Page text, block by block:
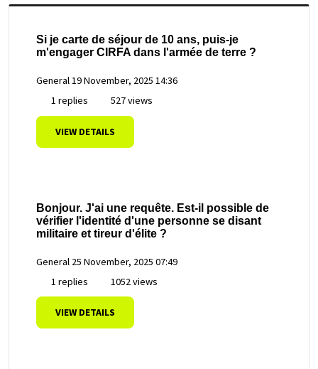
Si je carte de séjour de 10 ans, puis-je
m'engager CIRFA dans l'armée de terre ?
General19 November, 2025 14:36
1 replies
527 views
VIEW DETAILS
Bonjour. J'ai une requête. Est-il possible de
vérifier l'identité d'une personne se disant
militaire et tireur d'élite ?
General 25 November, 2025 07:49
1 replies
1052 views
VIEW DETAILS